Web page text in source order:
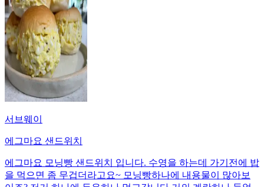
서브웨이
에그마요 샌드위치
에그마요 모닝빵 샌드위치 입니다. 수영을 하는데 가기전에 밥
을 먹으면 좀 무겁더라고요~ 모닝빵하나에 내용물이 많아보